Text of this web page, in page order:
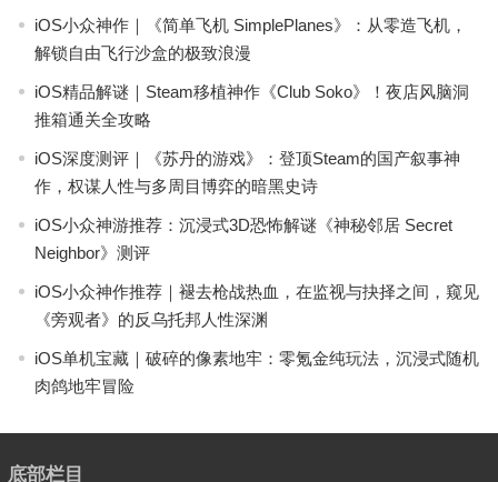
iOS小众神作｜《简单飞机 SimplePlanes》：从零造飞机，
解锁自由飞行沙盒的极致浪漫
iOS精品解谜｜Steam移植神作《Club Soko》！夜店风脑洞
推箱通关全攻略
iOS深度测评｜《苏丹的游戏》：登顶Steam的国产叙事神
作，权谋人性与多周目博弈的暗黑史诗
iOS小众神游推荐：沉浸式3D恐怖解谜《神秘邻居 Secret
Neighbor》测评
iOS小众神作推荐｜褪去枪战热血，在监视与抉择之间，窥见
《旁观者》的反乌托邦人性深渊
iOS单机宝藏｜破碎的像素地牢：零氪金纯玩法，沉浸式随机
肉鸽地牢冒险
底部栏目